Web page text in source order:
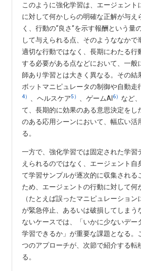
このように強化学習は、エージェント
に対して何かしらの明確な正解が与え
く、行動の“良さ”を示す報酬という量
して与えられる点、そのようななかで
適切な行動ではなく、長期にわたる行
する必要がある点などにおいて、一般
師あり学習とは大きく異なる。その結
ボットマニピュレータの制御や自動走
4） 、ヘルスケア5） 、ゲームAI 6） など
て、長期的に効果のある意思決定をし
のある応用シーンにおいて、幅広い活
る。
一方で、強化学習では固定された学習
えられるのではなく、エージェント自
て学習サンプルが逐次的に収集される
ため、エージェントの行動に対して何
（たとえば誤ったマニピュレーション
が緊急停止、あるいは破損してしまう
ないケースでは、「いかに少ないデー
学習できるか」が重要な課題となる。
つのアプローチが、次節で紹介する転
る。